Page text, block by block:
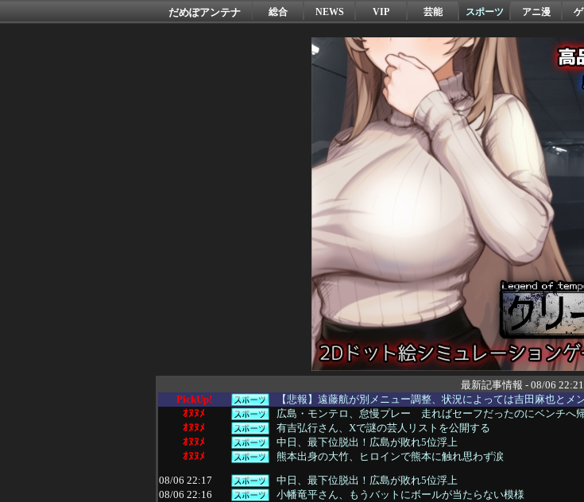
だめぽアンテナ 総合 NEWS VIP 芸能 スポーツ アニ漫
最新記事情報 - 08/06 22:21
PickUp!
【悲報】遠藤航が別メニュー調整、状況によっては吉田麻也とメ
ｵﾇﾇﾒ
広島・モンテロ、怠慢プレー 走ればセーフだったのにベンチへ
ｵﾇﾇﾒ
有吉弘行さん、Xで謎の芸人リストを公開する
ｵﾇﾇﾒ
中日、最下位脱出！広島が敗れ5位浮上
ｵﾇﾇﾒ
熊本出身の大竹、ヒロインで熊本に触れ思わず涙
08/06 22:17
中日、最下位脱出！広島が敗れ5位浮上
08/06 22:16
小幡竜平さん、もうバットにボールが当たらない模様